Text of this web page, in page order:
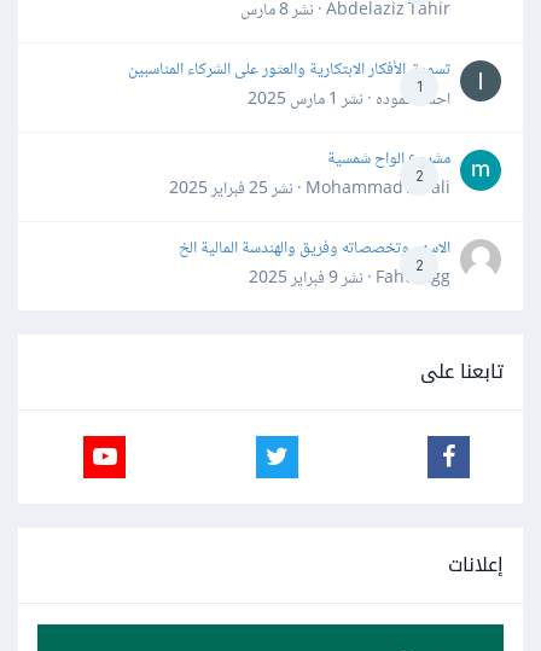
Abdelaziz Tahir · نشر
8 مارس
1
تسويق الأفكار الابتكارية والعثور على الشركاء المناسبين
احمد حموده · نشر 1 مارس 2025
2
مشروع الواح شمسية
Mohammad Awali · نشر
25 فبراير 2025
2
الاسهم وتخصصاته وفريق والهندسة المالية الخ
Fahd Ggg · نشر
9 فبراير 2025
تابعنا على
إعلانات